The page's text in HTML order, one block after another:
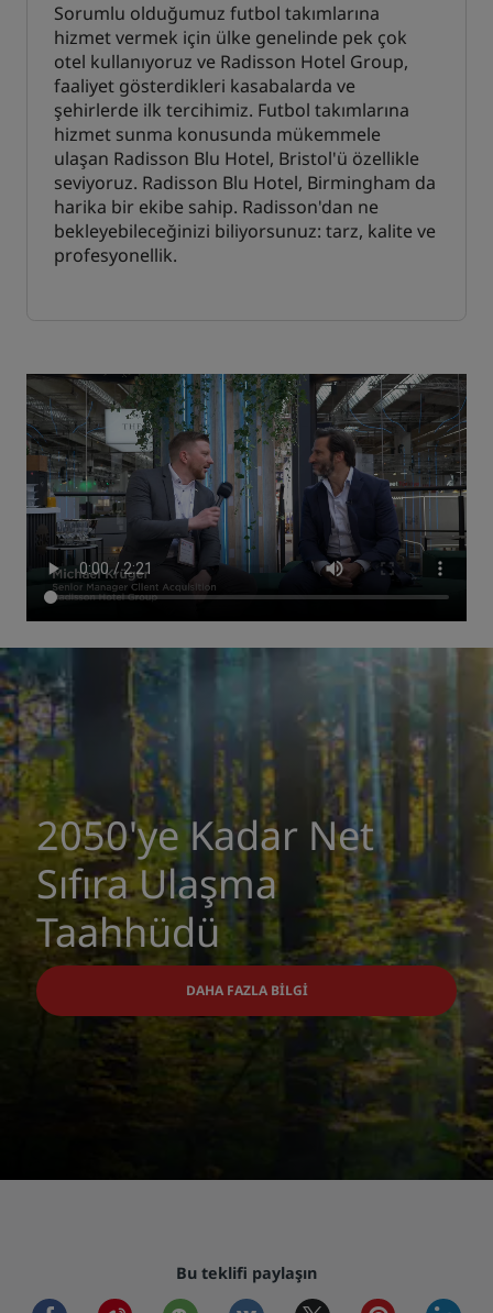
Sorumlu olduğumuz futbol takımlarına
hizmet vermek için ülke genelinde pek çok
otel kullanıyoruz ve Radisson Hotel Group,
faaliyet gösterdikleri kasabalarda ve
şehirlerde ilk tercihimiz. Futbol takımlarına
hizmet sunma konusunda mükemmele
ulaşan Radisson Blu Hotel, Bristol'ü özellikle
seviyoruz. Radisson Blu Hotel, Birmingham da
harika bir ekibe sahip. Radisson'dan ne
bekleyebileceğinizi biliyorsunuz: tarz, kalite ve
profesyonellik.
2050'ye Kadar Net
Sıfıra Ulaşma
Taahhüdü
DAHA FAZLA BILGI
Bu teklifi paylaşın